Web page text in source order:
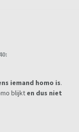
iemand homo is.
blijkt en dus niet